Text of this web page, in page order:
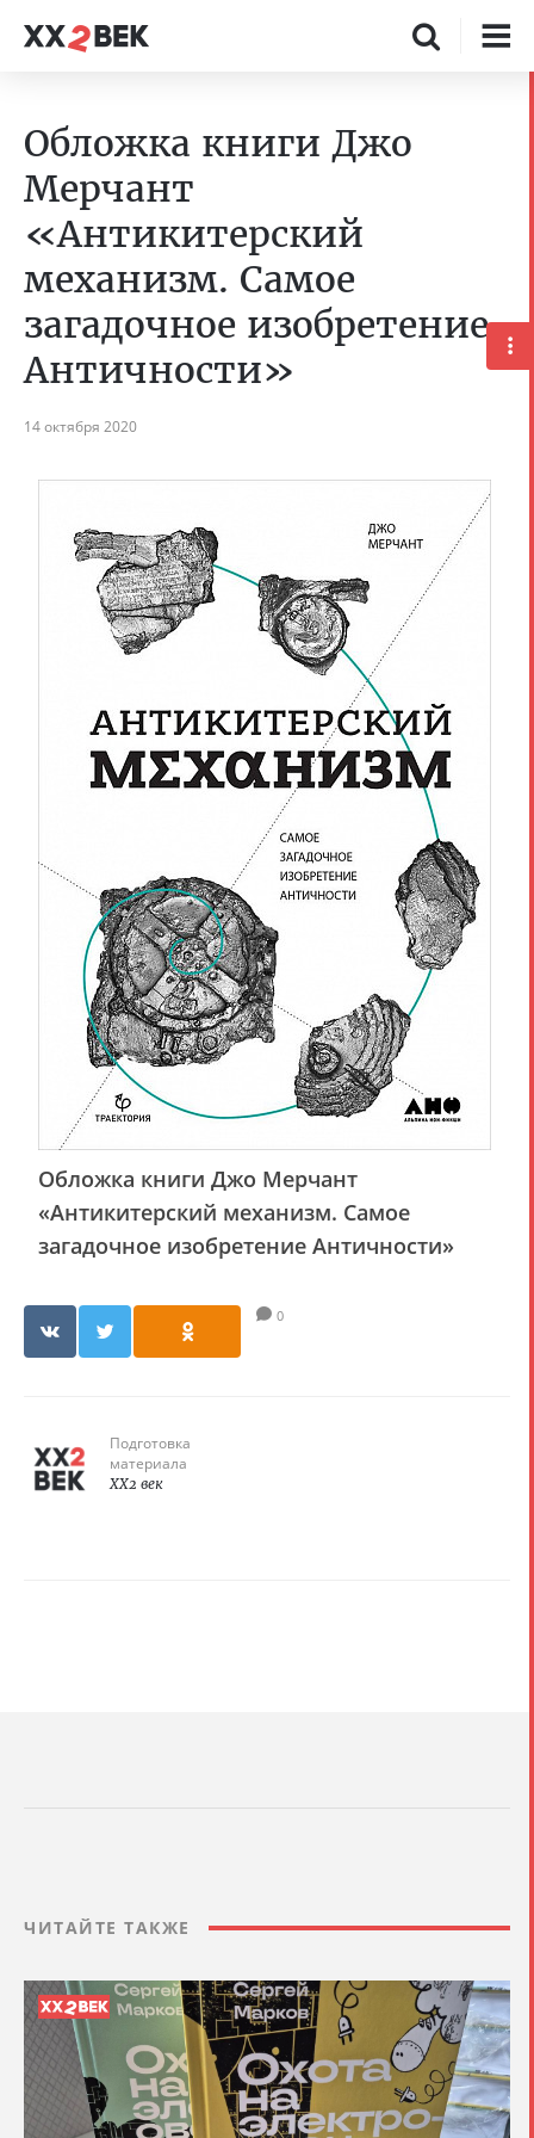
Обложка книги Джо
Мерчант
«Антикитерский
механизм. Самое
загадочное изобретение
Античности»
14 октября 2020
Обложка книги Джо Мерчант
«Антикитерский механизм. Самое
загадочное изобретение Античности»
0
Подготовка
материала
XX2 век
ЧИТАЙТЕ ТАКЖЕ